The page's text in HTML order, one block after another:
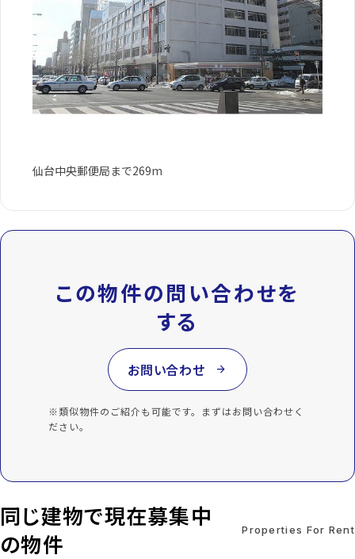
仙台中央郵便局まで269m
この物件の問い合わせを
する
お問い合わせ arrow_forward
※類似物件のご紹介も可能です。まずはお問い合わせく
ださい。
同じ建物で現在募集中
の物件
Properties For Rent